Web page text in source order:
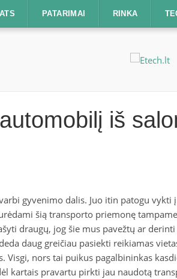
PATARIMAI RINKA
iš
gyvenimo dalis. Juo itin patogu vykti
šią transporto priemonę
draugų, jog šie mus pavežtų ar derinti
daug greičiau pasiekti reikiamas
Visgi, nors tai puikus pagalbininkas
kartais pravartu pirkti jau naudotą